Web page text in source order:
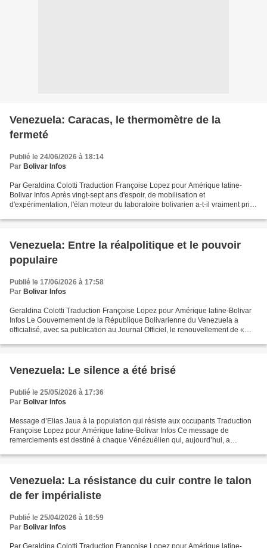
Venezuela: Caracas, le thermomètre de la
fermeté
Publié le 24/06/2026 à 18:14
Par Bolivar Infos
Par Geraldina Colotti Traduction Françoise Lopez pour Amérique latine-
Bolivar Infos Après vingt-sept ans d'espoir, de mobilisation et
d'expérimentation, l'élan moteur du laboratoire bolivarien a-t-il vraiment pris
Venezuela: Entre la réalpolitique et le pouvoir
populaire
Publié le 17/06/2026 à 17:58
Par Bolivar Infos
Geraldina Colotti Traduction Françoise Lopez pour Amérique latine-Bolivar
Infos Le Gouvernement de la République Bolivarienne du Venezuela a
officialisé, avec sa publication au Journal Officiel, le renouvellement de «
Venezuela: Le silence a été brisé
Publié le 25/05/2026 à 17:36
Par Bolivar Infos
Message d’Elias Jaua à la population qui résiste aux occupants Traduction
Françoise Lopez pour Amérique latine-Bolivar Infos Ce message de
remerciements est destiné à chaque Vénézuélien qui, aujourd’hui, a
Venezuela: La résistance du cuir contre le talon
de fer impérialiste
Publié le 25/04/2026 à 16:59
Par Bolivar Infos
Par Geraldina Colotti Traduction Françoise Lopez pour Amérique latine-